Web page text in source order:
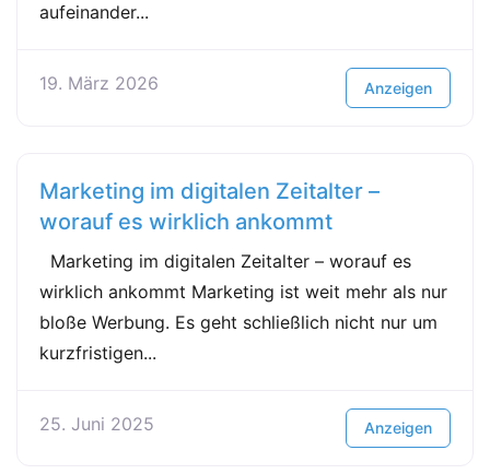
aufeinander...
19. März 2026 Anzeigen
Marketing im digitalen Zeitalter –
worauf es wirklich ankommt
Marketing im digitalen Zeitalter – worauf es
wirklich ankommt Marketing ist weit mehr als nur
bloße Werbung. Es geht schließlich nicht nur um
kurzfristigen...
25. Juni 2025 Anzeigen